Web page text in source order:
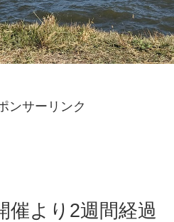
ンサーリンク
催より2週間経過